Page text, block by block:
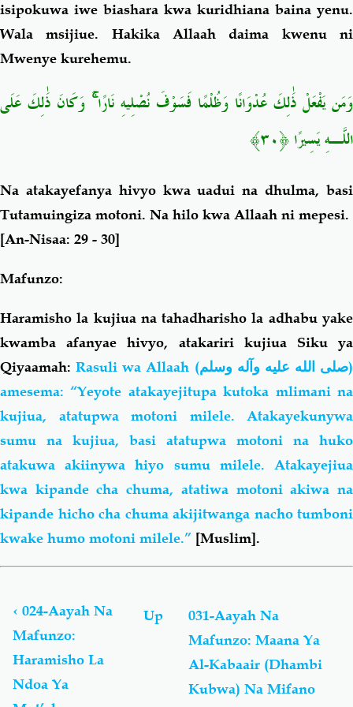
isipokuwa iwe biashara kwa kuridhiana baina yenu.
Wala msijiue. Hakika Allaah daima kwenu ni
Mwenye kurehemu.
وَمَن يَفْعَلْ ذَٰلِكَ عُدْوَانًا وَظُلْمًا فَسَوْفَ نُصْلِيهِ نَارًاۚ وَكَانَ ذَٰلِكَ عَلَى
اللَّـهِ يَسِيرًا﴿٣٠﴾
Na atakayefanya hivyo kwa uadui na dhulma, basi
Tutamuingiza motoni. Na hilo kwa Allaah ni mepesi.
[An-Nisaa: 29 - 30]
Mafunzo:
Haramisho la kujiua na tahadharisho la adhabu yake
kwamba afanyae hivyo, atakariri kujiua Siku ya
Qiyaamah:Rasuli wa Allaah (صلى الله عليه وآله وسلم)
amesema: “Yeyote atakayejitupa kutoka mlimani na
kujiua, atatupwa motoni milele. Atakayekunywa
sumu na kujiua, basi atatupwa motoni na huko
atakuwa akiinywa hiyo sumu milele. Atakayejiua
kwa kipande cha chuma, atatiwa motoni akiwa na
kipande hicho cha chuma akijitwanga nacho tumboni
kwake humo motoni milele.” [Muslim].
links
for
004-
An-
Nisaa:
‹ 024-Aayah Na
Mafunzo:
Haramisho La
Ndoa Ya
Up
031-Aayah Na
Mafunzo: Maana Ya
Al-Kabaair (Dhambi
Kubwa) Na Mifano